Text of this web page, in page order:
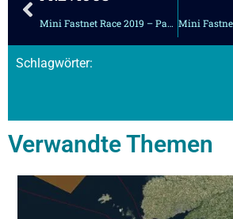
Mini Fastnet Race 2019 – Part03
Schlagwörter:
Verwandte Themen